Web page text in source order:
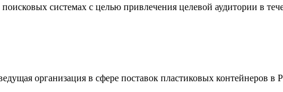
системах с целью привлечения целевой аудитории в
организация в сфере поставок пластиковых контейнеров